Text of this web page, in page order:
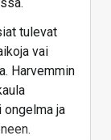
tulevat
vai
Harvemmin
ongelma ja